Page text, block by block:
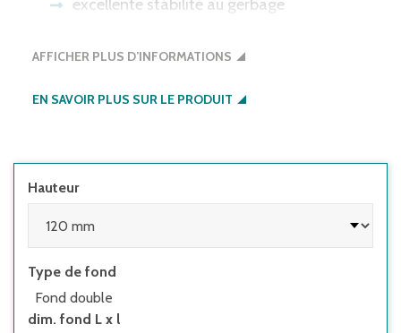
excellente stabilité au gerbage
barrières lumineuses ne reconnaissent pas
de vous proposer des bacs dont le fond est
AFFICHER PLUS D’INFORMATIONS
EN SAVOIR PLUS SUR LE PRODUIT
Hauteur
Type de fond
Fond double
dim. fond L x l